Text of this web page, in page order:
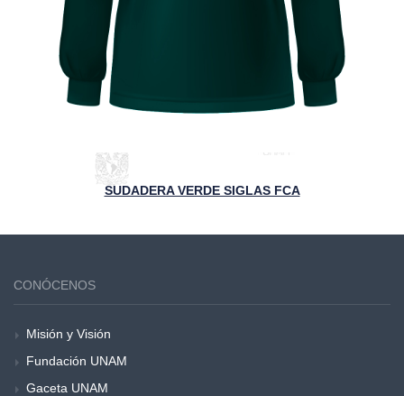
SUDADERA VERDE SIGLAS FCA
CONÓCENOS
Misión y Visión
Fundación UNAM
Gaceta UNAM